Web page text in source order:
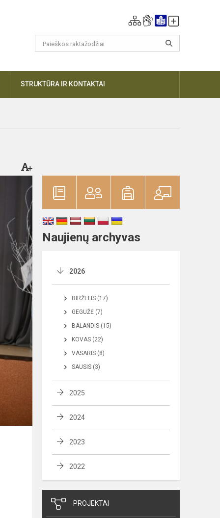
STRUKTŪRA IR KONTAKTAI
Naujienų archyvas
2026
BIRŽELIS (17)
GEGUŽĖ (7)
BALANDIS (15)
KOVAS (22)
VASARIS (8)
SAUSIS (3)
2025
2024
2023
2022
PROJEKTAI